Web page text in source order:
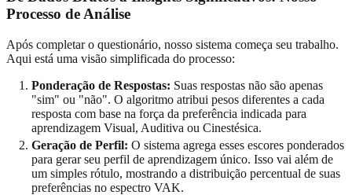
Processo de Análise
Após completar o questionário, nosso sistema começa seu trabalho.
Aqui está uma visão simplificada do processo:
Ponderação de Respostas: Suas respostas não são apenas
"sim" ou "não". O algoritmo atribui pesos diferentes a cada
resposta com base na força da preferência indicada para
aprendizagem Visual, Auditiva ou Cinestésica.
Geração de Perfil: O sistema agrega esses escores ponderados
para gerar seu perfil de aprendizagem único. Isso vai além de
um simples rótulo, mostrando a distribuição percentual de suas
preferências no espectro VAK.